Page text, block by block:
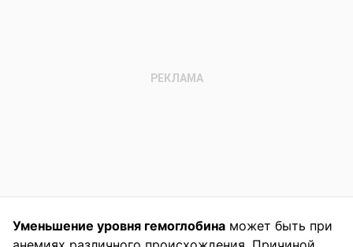
Уменьшение уровня гемоглобина может быть при